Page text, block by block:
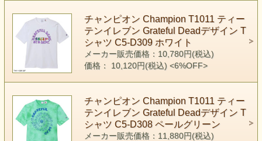
チャンピオン Champion T1011 ティー
テンイレブン Grateful Deadデザイン T
シャツ C5-D309 ホワイト
メーカー販売価格：10,780円(税込)
価格： 10,120円(税込) <6%OFF>
チャンピオン Champion T1011 ティー
テンイレブン Grateful Deadデザイン T
シャツ C5-D308 ペールグリーン
メーカー販売価格：11,880円(税込)